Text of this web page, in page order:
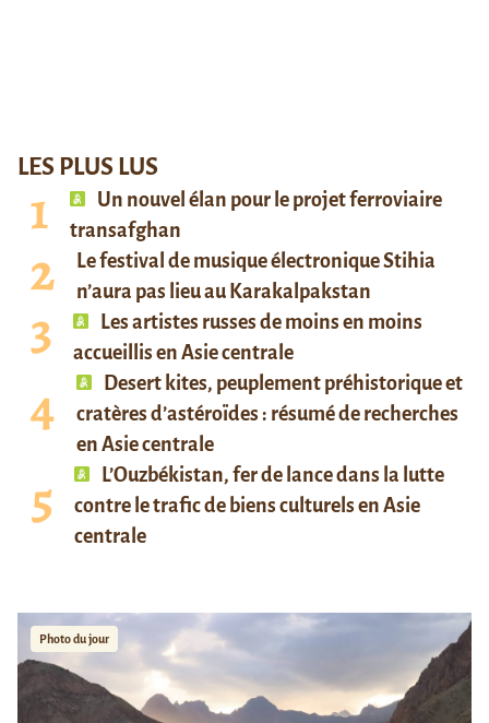
LES PLUS LUS
Un nouvel élan pour le projet ferroviaire
transafghan
Le festival de musique électronique Stihia
n’aura pas lieu au Karakalpakstan
Les artistes russes de moins en moins
accueillis en Asie centrale
Desert kites, peuplement préhistorique et
cratères d’astéroïdes : résumé de recherches
en Asie centrale
L’Ouzbékistan, fer de lance dans la lutte
contre le trafic de biens culturels en Asie
centrale
Photo du jour